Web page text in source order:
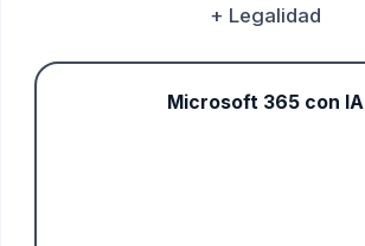
+ Legalidad
Microsoft 365 con IA